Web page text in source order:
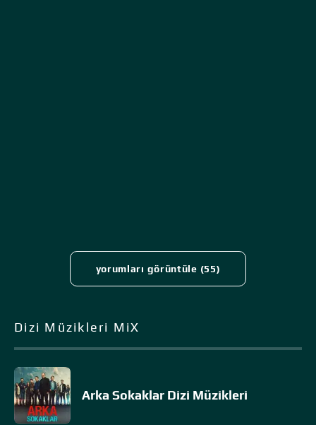
yorumları görüntüle (55)
Dizi Müzikleri MiX
Arka Sokaklar Dizi Müzikleri